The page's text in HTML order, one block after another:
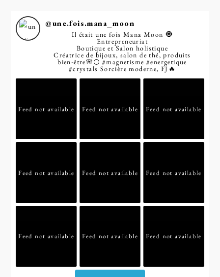
@une.fois.mana_moon
Il était une fois Mana Moon 🧿
Entrepreneuriat
Boutique et Salon holistique
Créatrice de bijoux, salon de thé, produits
bien-être🌸🌕#magnetisme #energetique
#crystals Sorcière moderne, FJ🔥
Feed not available Feed not available Feed not available
Feed not available Feed not available Feed not available
Feed not available Feed not available Feed not available